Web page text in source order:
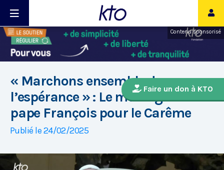
Contenu sponsorisé
Faire un don à KTO
« Marchons ensemble dans
l’espérance » : Le message du
pape François pour le Carême
Publié le 24/02/2025